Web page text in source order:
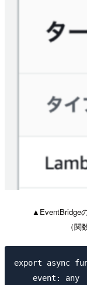
▲EventBridge
（
export async
    event: any